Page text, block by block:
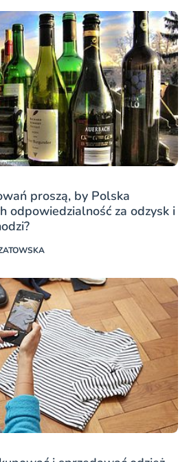
proszą, by Polska
odpowiedzialność za odzysk i